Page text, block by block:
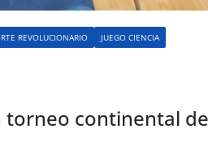
REVOLUCIONARIO
JUEGO CIENCIA
continental de